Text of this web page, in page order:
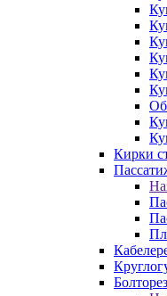
Кирки